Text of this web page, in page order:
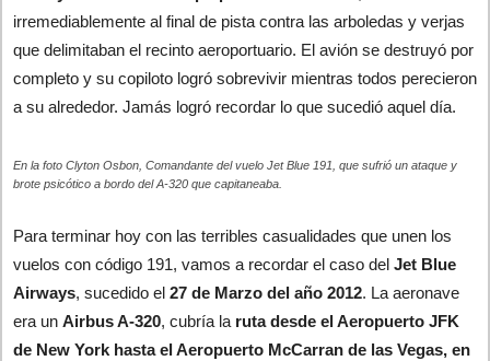
irremediablemente al final de pista contra las arboledas y verjas
que delimitaban el recinto aeroportuario. El avión se destruyó por
completo y su copiloto logró sobrevivir mientras todos perecieron
a su alrededor. Jamás logró recordar lo que sucedió aquel día.
En la foto Clyton Osbon, Comandante del vuelo Jet Blue 191, que sufrió un ataque y
brote psicótico a bordo del A-320 que capitaneaba.
Para terminar hoy con las terribles casualidades que unen los
vuelos con código 191, vamos a recordar el caso del Jet Blue
Airways, sucedido el 27 de Marzo del año 2012. La aeronave
era un Airbus A-320, cubría la ruta desde el Aeropuerto JFK
de New York hasta el Aeropuerto McCarran de las Vegas, en